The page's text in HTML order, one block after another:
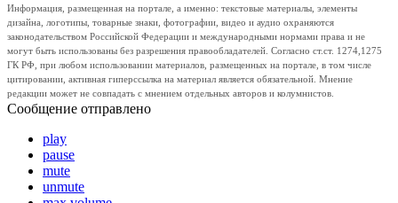
Информация, размещенная на портале, а именно: текстовые материалы, элементы
дизайна, логотипы, товарные знаки, фотографии, видео и аудио охраняются
законодательством Российской Федерации и международными нормами права и не
могут быть использованы без разрешения правообладателей. Согласно ст.ст. 1274,1275
ГК РФ, при любом использовании материалов, размещенных на портале, в том числе
цитировании, активная гиперссылка на материал является обязательной. Мнение
редакции может не совпадать с мнением отдельных авторов и колумнистов.
Сообщение отправлено
play
pause
mute
unmute